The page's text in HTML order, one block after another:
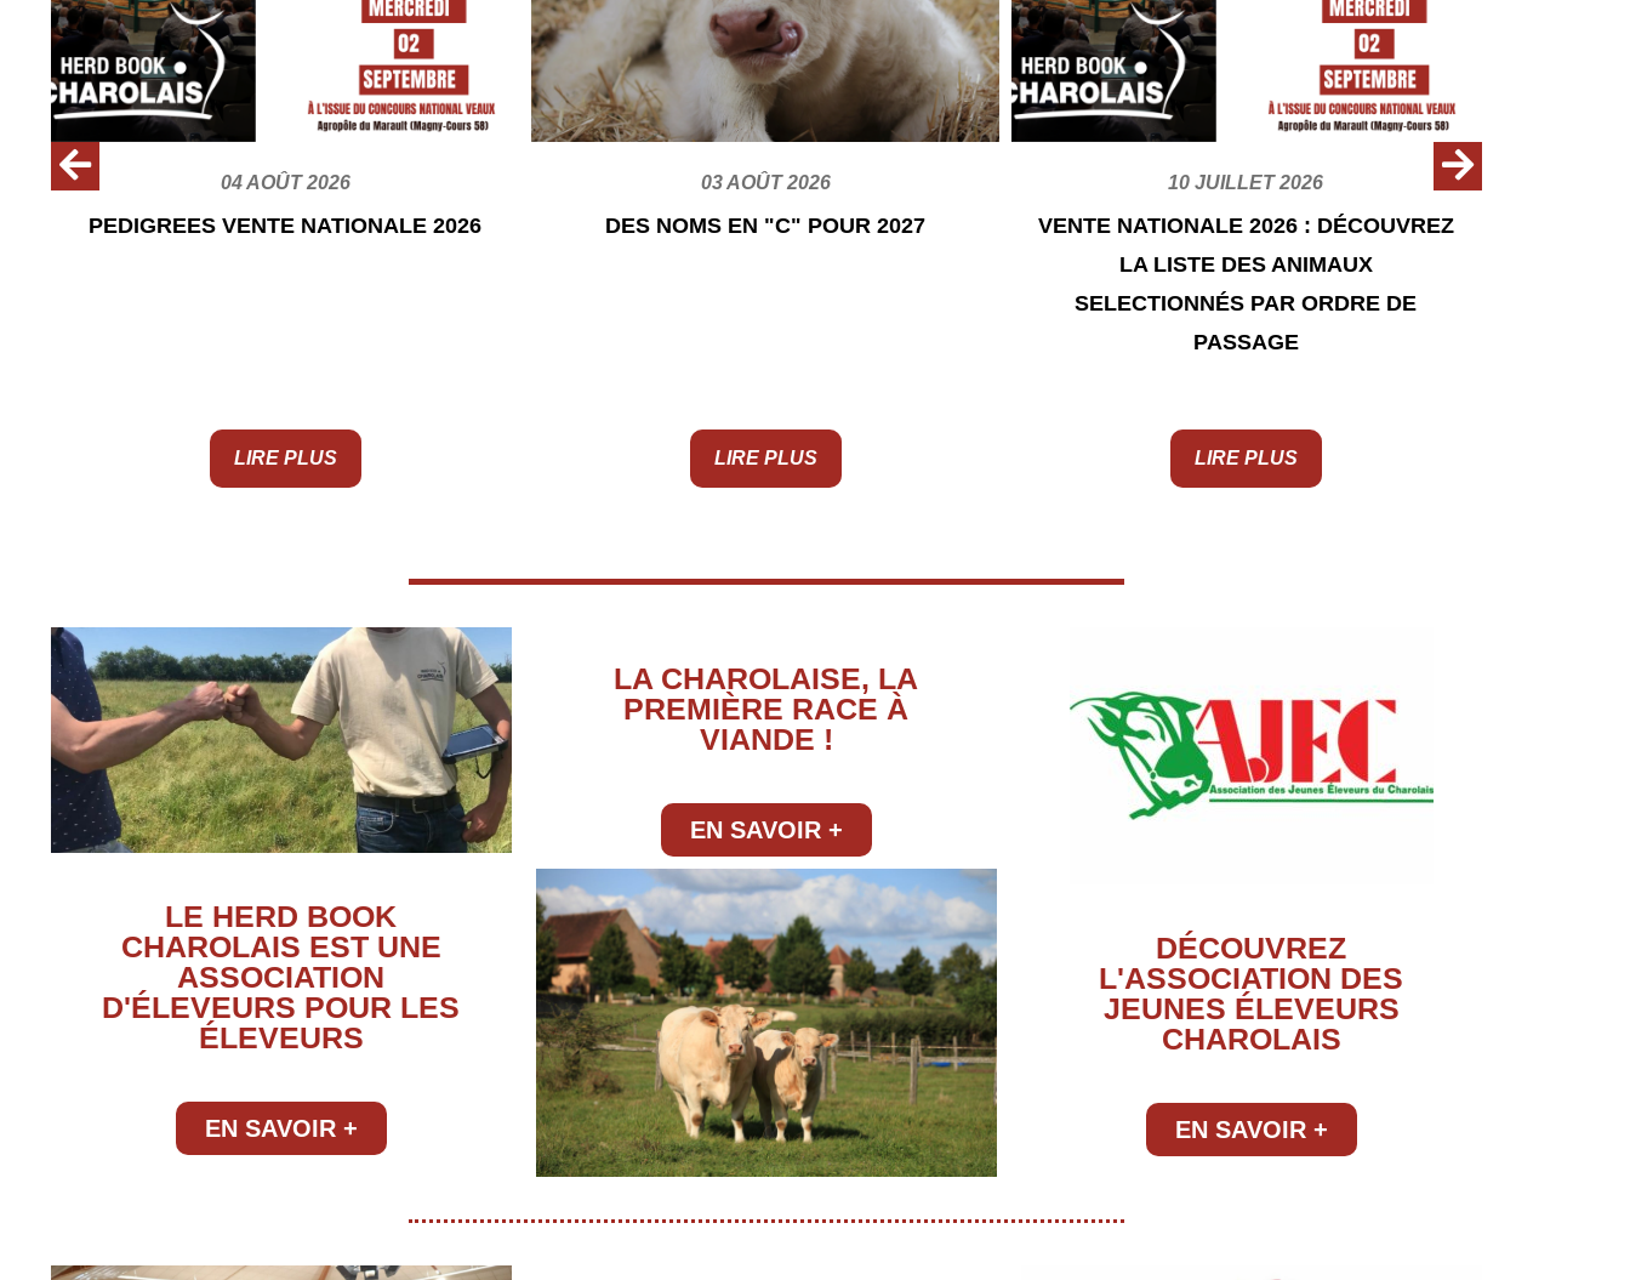
04 AOÛT 2026
PEDIGREES VENTE NATIONALE 2026
LIRE PLUS
03 AOÛT 2026
DES NOMS EN "C" POUR 2027
LIRE PLUS
10 JUILLET 2026
VENTE NATIONALE 2026 : DÉCOUVREZ
LA LISTE DES ANIMAUX
SELECTIONNÉS PAR ORDRE DE
PASSAGE
LIRE PLUS
LE HERD BOOK
CHAROLAIS EST UNE
ASSOCIATION
D'ÉLEVEURS POUR LES
ÉLEVEURS
EN SAVOIR +
LA CHAROLAISE, LA
PREMIÈRE RACE À
VIANDE !
EN SAVOIR +
DÉCOUVREZ
L'ASSOCIATION DES
JEUNES ÉLEVEURS
CHAROLAIS
EN SAVOIR +